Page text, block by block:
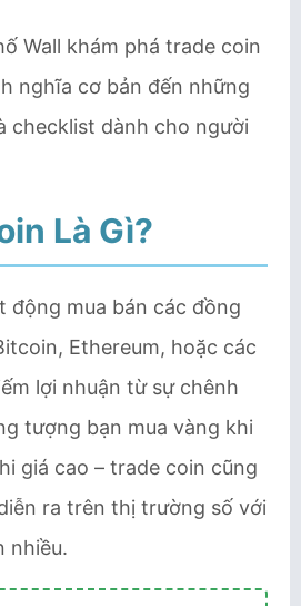
Wall khám phá trade coin
nghĩa cơ bản đến những
checklist dành cho người
Là Gì?
động mua bán các đồng
Ethereum, hoặc các
lợi nhuận từ sự chênh
tượng bạn mua vàng khi
giá cao – trade coin cũng
ra trên thị trường số với
nhiều.